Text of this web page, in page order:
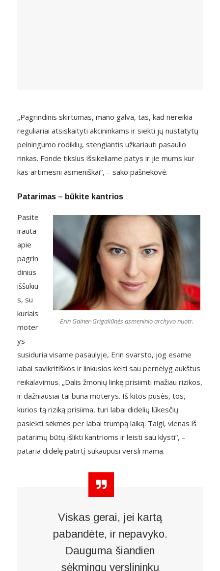
„Pagrindinis skirtumas, mano galva, tas, kad nereikia
reguliariai atsiskaityti akcininkams ir siekti jų nustatytų
pelningumo rodiklių, stengiantis užkariauti pasaulio
rinkas. Fonde tikslus išsikeliame patys ir jie mums kur
kas artimesni asmeniškai“, – sako pašnekovė.
Patarimas – būkite kantrios
Erin Gainer-Grigaliūnės asmeninio archyvo nuotr.
Pasite
irauta
apie
pagrin
dinius
iššūkiu
s, su
kuriais
moter
ys
susiduria visame pasaulyje, Erin svarsto, jog esame
labai savikritiškos ir linkusios kelti sau pernelyg aukštus
reikalavimus. „Dalis žmonių linkę prisiimti mažiau rizikos,
ir dažniausiai tai būna moterys. Iš kitos pusės, tos,
kurios tą riziką prisiima, turi labai didelių lūkesčių
pasiekti sėkmės per labai trumpą laiką. Taigi, vienas iš
patarimų būtų išlikti kantrioms ir leisti sau klysti“, –
pataria didelę patirtį sukaupusi versli mama.
Viskas gerai, jei kartą
pabandėte, ir nepavyko.
Dauguma šiandien
sėkmingų verslininkų